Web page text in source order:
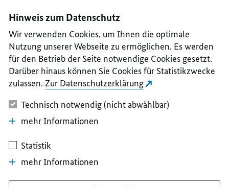
II
III
IV
V
Hinweis zum Datenschutz
Wir verwenden Cookies, um Ihnen die optimale
Nutzung unserer Webseite zu ermöglichen. Es werden
für den Betrieb der Seite notwendige Cookies gesetzt.
Darüber hinaus können Sie Cookies für Statistikzwecke
zulassen. Zur Datenschutzerklärung
Technisch notwendig (nicht abwählbar)
mehr Informationen
Statistik
mehr Informationen